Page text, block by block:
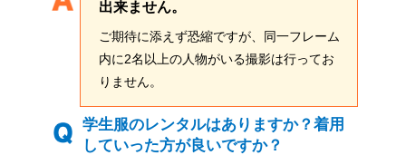
出来ません。
ご期待に添えず恐縮ですが、同一フレーム
内に2名以上の人物がいる撮影は行ってお
りません。
学生服のレンタルはありますか？着用
していった方が良いですか？